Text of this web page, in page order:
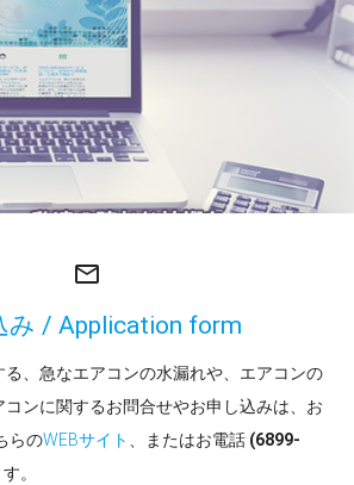
mail_outline
み / Application form
、急なエアコンの水漏れや、エアコンの
ンに関するお問合せやお申し込みは、お
らのWEBサイト 、またはお電話 (6899-
。